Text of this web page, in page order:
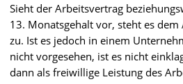
Sieht der Arbeitsvertrag
13. Monatsgehalt vor, steht es
zu. Ist es jedoch in einem
nicht vorgesehen, ist es nicht
dann als freiwillige Leistung des